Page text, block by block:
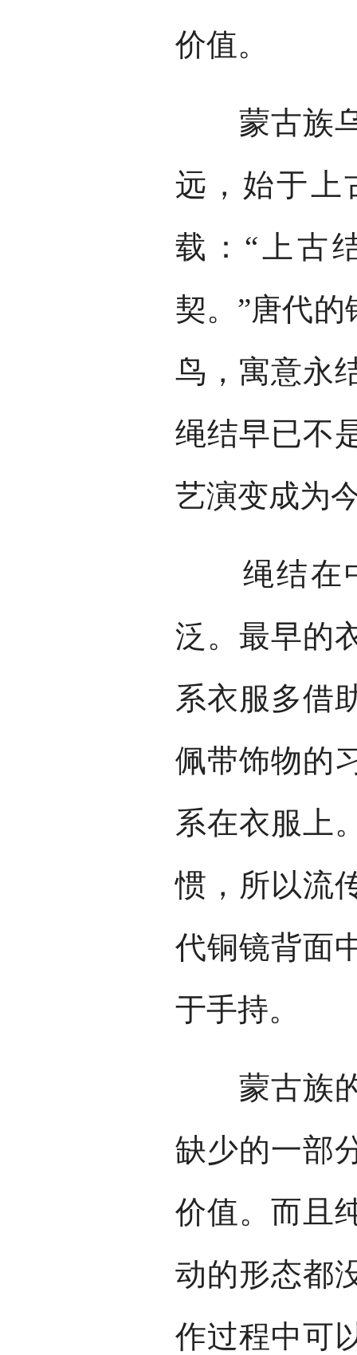
价值。
蒙古族乌
远，始于上
载：“上古
契。”唐代
鸟，寓意永
绳结早已不
艺演变成为
绳结在中
泛。最早的
系衣服多借
佩带饰物的
系在衣服上
惯，所以流
代铜镜背面
于手持。
蒙古族的
缺少的一部
价值。而且
动的形态都
作过程中可